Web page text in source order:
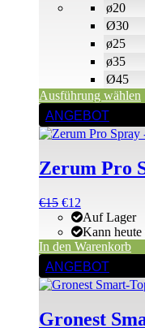
ø20
Ø30
ø25
ø35
Ø45
Ausführung wählen
gewählt
ANGEBOT
Zerum Pro
Ursprünglicher
Preis
war:
€15
€15Aktueller
Preis
ist:
€15.
€12
Auf Lager
Kann heute
In den Warenkorb
ANGEBOT
Gronest
Dieses
Produkt
weist
Varianten